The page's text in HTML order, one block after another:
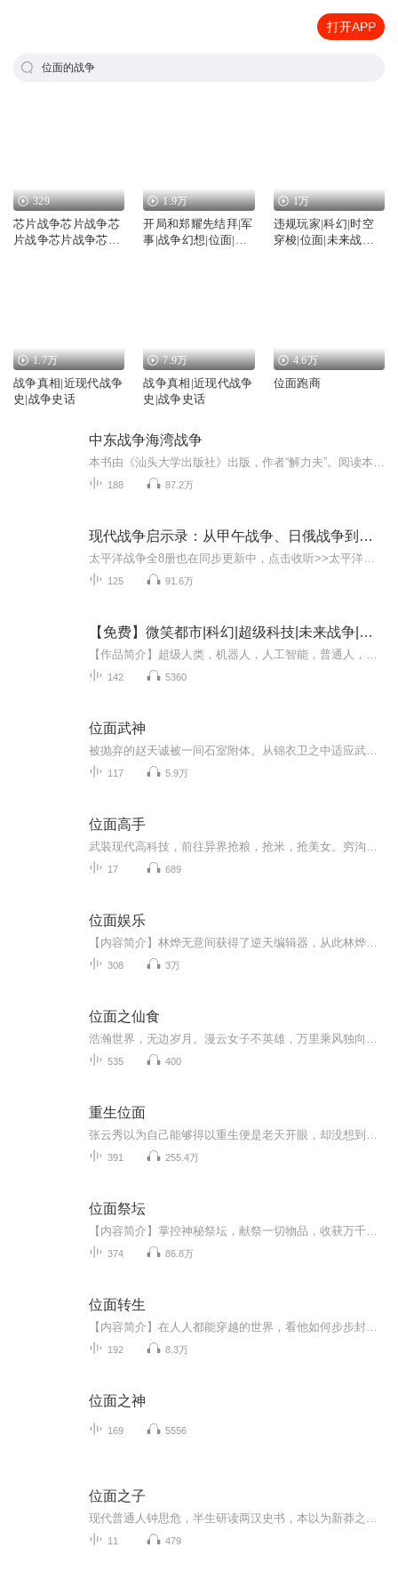
打开APP
位面的战争
329
芯片战争芯片战争芯
片战争芯片战争芯片
1.9万
开局和郑耀先结拜|军
事|战争幻想|位面|影
1万
违规玩家|科幻|时空
穿梭|位面|未来战
1.7万
战争真相|近现代战争
史|战争史话
7.9万
战争真相|近现代战争
史|战争史话
4.6万
位面跑商
中东战争海湾战争
188 87.2万
现代战争启示录：从甲午战争、日俄战争到抗日战争
125 91.6万
【免费】微笑都市|科幻|超级科技|未来战争|位面|AI专辑
142 5360
位面武神
117 5.9万
位面高手
17 689
位面娱乐
308 3万
位面之仙食
535 400
重生位面
391 255.4万
位面祭坛
374 86.8万
位面转生
192 8.3万
位面之神
169 5556
位面之子
11 479